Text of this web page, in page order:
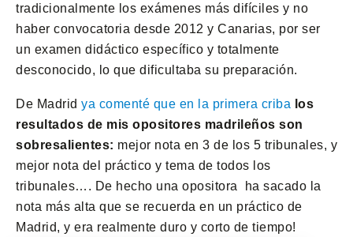
tradicionalmente los exámenes más difíciles y no
haber convocatoria desde 2012 y Canarias, por ser
un examen didáctico específico y totalmente
desconocido, lo que dificultaba su preparación.
De Madrid ya comenté que en la primera criba los
resultados de mis opositores madrileños son
sobresalientes: mejor nota en 3 de los 5 tribunales, y
mejor nota del práctico y tema de todos los
tribunales…. De hecho una opositora ha sacado la
nota más alta que se recuerda en un práctico de
Madrid, y era realmente duro y corto de tiempo!